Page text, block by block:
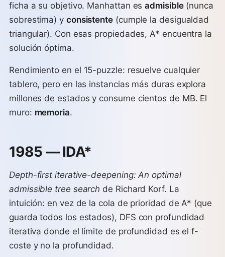
ficha a su objetivo. Manhattan esadmisible(nunca
sobrestima) y consistente (cumple la desigualdad
triangular). Con esas propiedades, A* encuentra la
solución óptima.
Rendimiento en el 15-puzzle: resuelve cualquier
tablero, pero en las instancias más duras explora
millones de estados y consume cientos de MB. El
muro: memoria.
1985 — IDA*
Depth-first iterative-deepening: An optimal
admissible tree search de Richard Korf. La
intuición: en vez de la cola de prioridad de A* (que
guarda todos los estados), DFS con profundidad
iterativa donde el límite de profundidad es el f-
coste y no la profundidad.